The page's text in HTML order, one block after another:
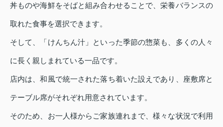
丼ものや海鮮をそばと組み合わせることで、栄養バランスの
取れた食事を選択できます。
そして、「けんちん汁」といった季節の惣菜も、多くの人々
に長く親しまれている一品です。
店内は、和風で統一された落ち着いた設えであり、座敷席と
テーブル席がそれぞれ用意されています。
そのため、お一人様からご家族連れまで、様々な状況で利用